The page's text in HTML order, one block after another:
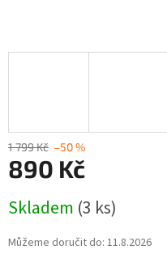
1 799 Kč –50 %
890 Kč
cena:
Skladem (3 ks)
Můžeme doručit do: 11.8.2026